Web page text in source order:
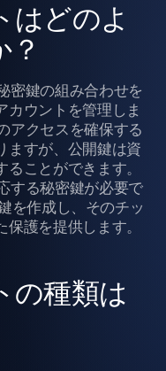
はどのよ
？
密鍵の組み合わせを
ウントを管理しま
アクセスを確保する
ますが、公開鍵は資
ことができます。
する秘密鍵が必要で
を作成し、そのチッ
護を提供します。
の種類は